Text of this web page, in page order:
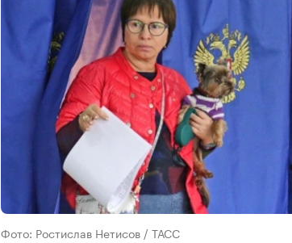
Фото: Ростислав Нетисов / ТАСС